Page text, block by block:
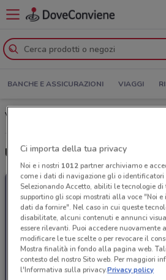
BANCHE E ASSICURAZIONI VIAGGI
Volantino e Offerte E.ON Energia: sfoglia
Ultime offerte del volantino
Ci importa della tua privacy
Noi e i nostri 1012partner archiviamo e
come i dati di navigazione gli o identificatori
Selezionando Accetto, abiliti le tecnologie
supportino gli scopi mostrati alla voce "Noi
dati da fornire". Nel caso in cui queste
disabilitate, alcuni contenuti e annunci
essere rilevanti. Puoi accedere nuovamente
modificare le tue scelte o per revocare il
Mostra finalità in fondo alla pagina web.
contesto del nostro Sito web. Per maggiori
l'Informativa sulla privacy.Privacy policy